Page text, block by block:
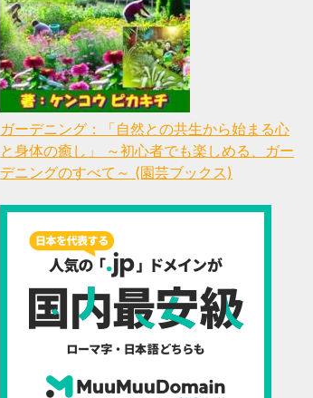
ガーデニング：「自然との共生から始まる心
と身体の癒し」 ～初心者でも楽しめる、ガー
デニングのすべて～ (園芸ブックス)